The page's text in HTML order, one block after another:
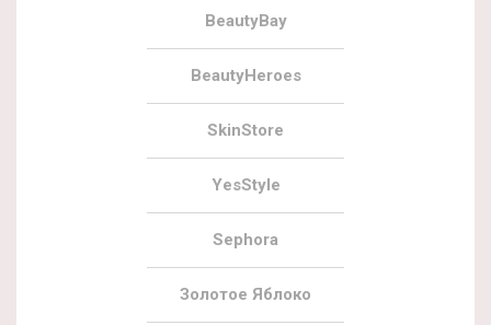
BeautyBay
BeautyHeroes
SkinStore
YesStyle
Sephora
Золотое Яблоко